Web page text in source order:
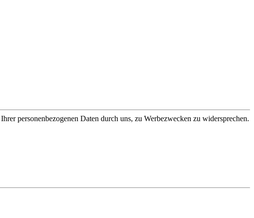
personenbezogenen Daten durch uns, zu Werbezwecken zu widersprechen.